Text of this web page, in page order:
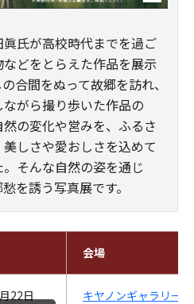
氏が高校時代までを過ご
どをとらえた作品を展示
合間をぬって故郷を訪れ、
がら撮り歩いた作品の
の変化や営みを、ふるさ
しさや愛おしさを込めて
そんな自然の姿を通じ
を誘う写真展です。
会場
22日
キヤノンギャラリー